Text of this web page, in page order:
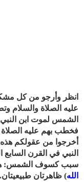
انظر وأرجو من كل
عليه الصلاة والسلام
الشمس لموت ابن النبي
فخطب بهم عليه الصلاة
أخرجوا من عقولكم هذه
النبي في القرن
سبب كسوف الشمس: هو
الله) ظاهرتان